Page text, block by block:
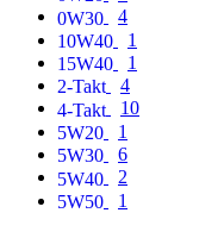
0W30
4
10W40
1
15W40
1
2-Takt
4
4-Takt
10
5W20
1
5W30
6
5W40
2
5W50
1